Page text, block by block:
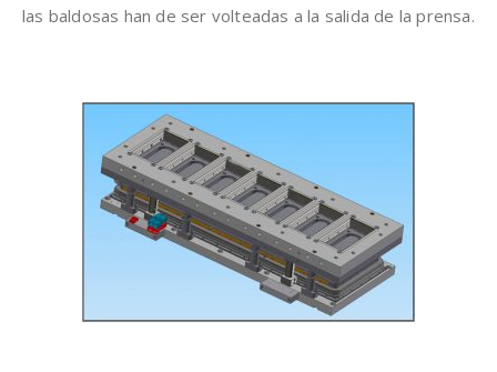
las baldosas han de ser volteadas a la salida de la prensa.